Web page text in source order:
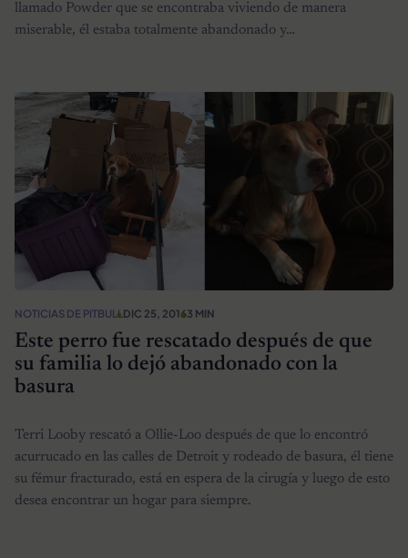
llamado Powder que se encontraba viviendo de manera
miserable, él estaba totalmente abandonado y…
NOTICIAS DE PITBULL DIC 25, 20163 MIN
Este perro fue rescatado después de que
su familia lo dejó abandonado con la
basura
Terri Looby rescató a Ollie-Loo después de que lo encontró
acurrucado en las calles de Detroit y rodeado de basura, él tiene
su fémur fracturado, está en espera de la cirugía y luego de esto
desea encontrar un hogar para siempre.